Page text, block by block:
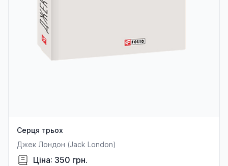
Серця трьох
Джек Лондон (Jack London)
Ціна: 350 грн.